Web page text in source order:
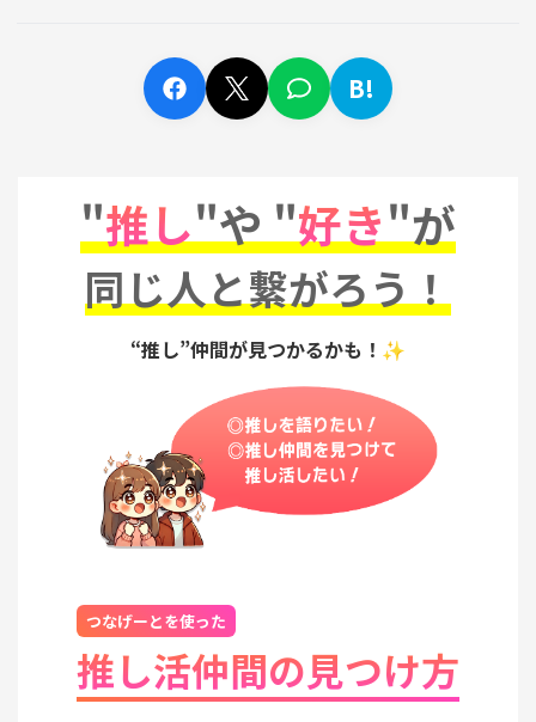
B!
"推し"や "好き"が
同じ人と繋がろう！
“推し”仲間が見つかるかも！✨
つなげーとを使った
推し活仲間の見つけ方